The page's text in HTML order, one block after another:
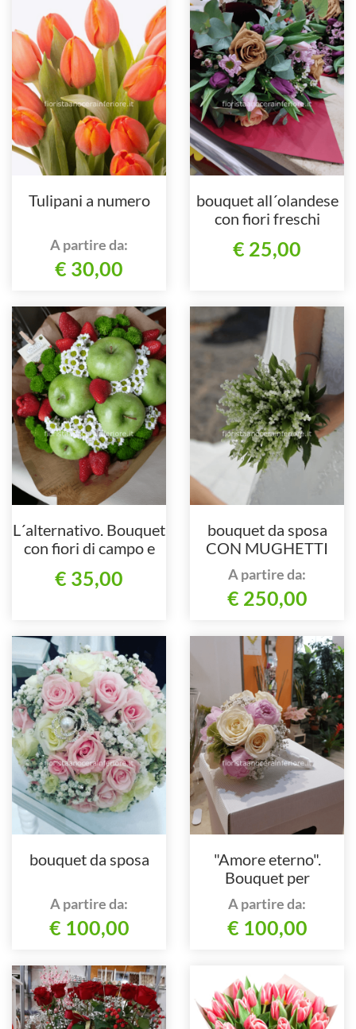
Tulipani a numero
A partire da:
€ 30,00
bouquet all´olandese
con fiori freschi
€ 25,00
L´alternativo. Bouquet
con fiori di campo e
€ 35,00
bouquet da sposa
CON MUGHETTI
A partire da:
€ 250,00
bouquet da sposa
A partire da:
€ 100,00
"Amore eterno".
Bouquet per
promessa di
matrimonio +
portascatola
A partire da:
€ 100,00